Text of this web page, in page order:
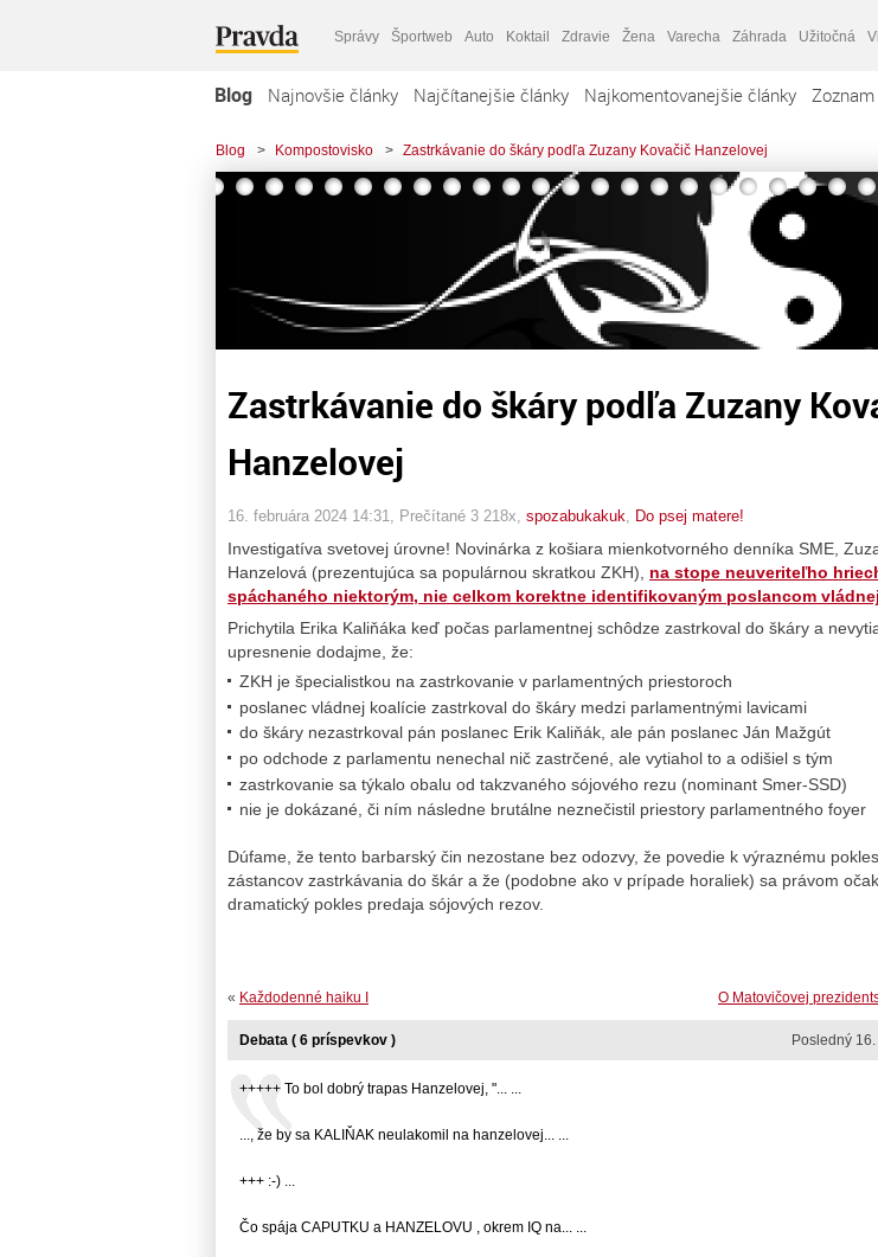
Správy Športweb Auto Koktail Zdravie Žena Varecha Záhrada Užitočná
Blog Najnovšie články Najčítanejšie články Najkomentovanejšie články
Blog > Kompostovisko > Zastrkávanie do škáry podľa Zuzany Kovačič Hanzelovej
Zastrkávanie do škáry podľa Zuzany
Hanzelovej
16. februára 2024 14:31 , Prečítané 3 218x, spozabukakuk Do psej matere!
Investigatíva svetovej úrovne! Novinárka z košiara mienkotvorného denníka SME,
Hanzelová (prezentujúca sa populárnou skratkou ZKH), na stope neuveriteľho
spáchaného niektorým, nie celkom korektne identifikovaným poslancom
Prichytila Erika Kaliňáka keď počas parlamentnej schôdze zastrkoval do škáry a
upresnenie dodajme, že:
ZKH je špecialistkou na zastrkovanie v parlamentných priestoroch
poslanec vládnej koalície zastrkoval do škáry medzi parlamentnými lavicami
do škáry nezastrkoval pán poslanec Erik Kaliňák, ale pán poslanec Ján Mažgút
po odchode z parlamentu nenechal nič zastrčené, ale vytiahol to a odišiel s tým
zastrkovanie sa týkalo obalu od takzvaného sójového rezu (nominant Smer-SSD)
nie je dokázané, či ním následne brutálne neznečistil priestory parlamentného foyer
Dúfame, že tento barbarský čin nezostane bez odozvy, že povedie k výraznému
zástancov zastrkávania do škár a že (podobne ako v prípade horaliek) sa právom
dramatický pokles predaja sójových rezov.
O Matovičovej
« Každodenné haiku I
Posledný
Debata ( 6 príspevkov )
+++++ To bol dobrý trapas Hanzelovej, "... ...
..., že by sa KALIŇAK neulakomil na hanzelovej... ...
+++ :-) ...
Čo spája CAPUTKU a HANZELOVU , okrem IQ na... ...